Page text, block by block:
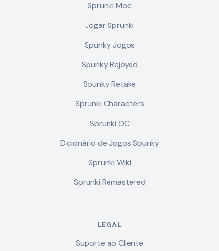
Sprunki Mod
Jogar Sprunki
Spunky Jogos
Spunky Rejoyed
Spunky Retake
Sprunki Characters
Sprunki OC
Dicionário de Jogos Spunky
Sprunki Wiki
Sprunki Remastered
LEGAL
Suporte ao Cliente